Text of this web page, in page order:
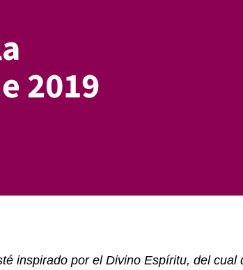
2019
inspirado por el Divino Espíritu, del